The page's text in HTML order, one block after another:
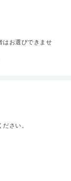
はお選びできませ
さい。